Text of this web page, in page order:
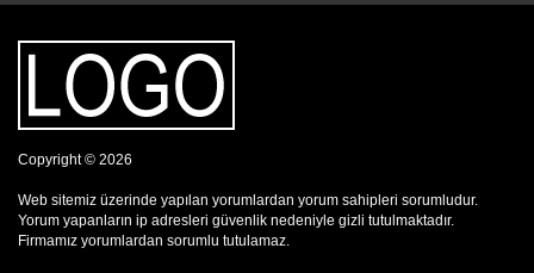
Copyright © 2026
Web sitemiz üzerinde yapılan yorumlardan yorum sahipleri sorumludur.
Yorum yapanların ip adresleri güvenlik nedeniyle gizli tutulmaktadır.
Firmamız yorumlardan sorumlu tutulamaz.